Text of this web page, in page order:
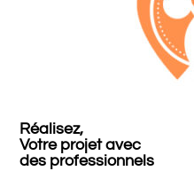
Réalisez,
Votre projet avec
des professionnels